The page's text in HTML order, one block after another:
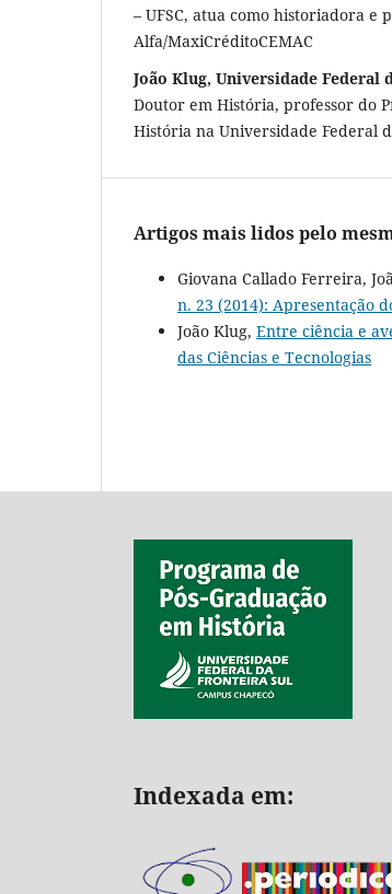
– UFSC, atua como historiadora e
Alfa/MaxiCréditoCEMAC
João Klug, Universidade Federal
Doutor em História, professor do
História na Universidade Federal
Artigos mais lidos pelo
Giovana Callado Ferreira,
n. 23 (2014): Apresentação
João Klug, Entre ciência e
das Ciências e Tecnologias
Indexada em: